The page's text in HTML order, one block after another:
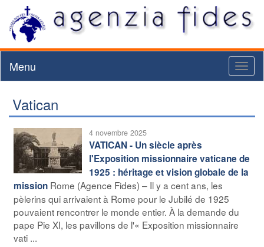
Menu
Vatican
4 novembre 2025
VATICAN - Un siècle après
l'Exposition missionnaire vaticane de
1925 : héritage et vision globale de la
mission Rome (Agence Fides) – Il y a cent ans, les
pèlerins qui arrivaient à Rome pour le Jubilé de 1925
pouvaient rencontrer le monde entier. À la demande du
pape Pie XI, les pavillons de l'« Exposition missionnaire
vati ...